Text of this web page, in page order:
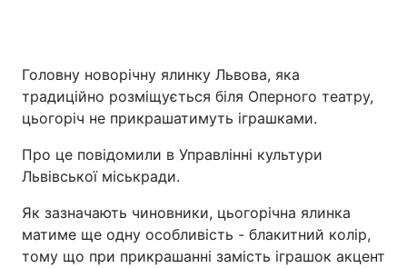
Головну новорічну ялинку Львова, яка
традиційно розміщується біля Оперного театру,
цьогоріч не прикрашатимуть іграшками.
Про це повідомили в Управлінні культури
Львівської міськради.
Як зазначають чиновники, цьогорічна ялинка
матиме ще одну особливість - блакитний колір,
тому що при прикрашанні замість іграшок акцент